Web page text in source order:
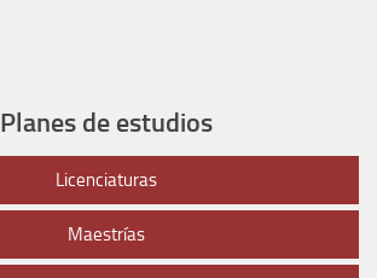
Planes de estudios
Licenciaturas
Maestrías